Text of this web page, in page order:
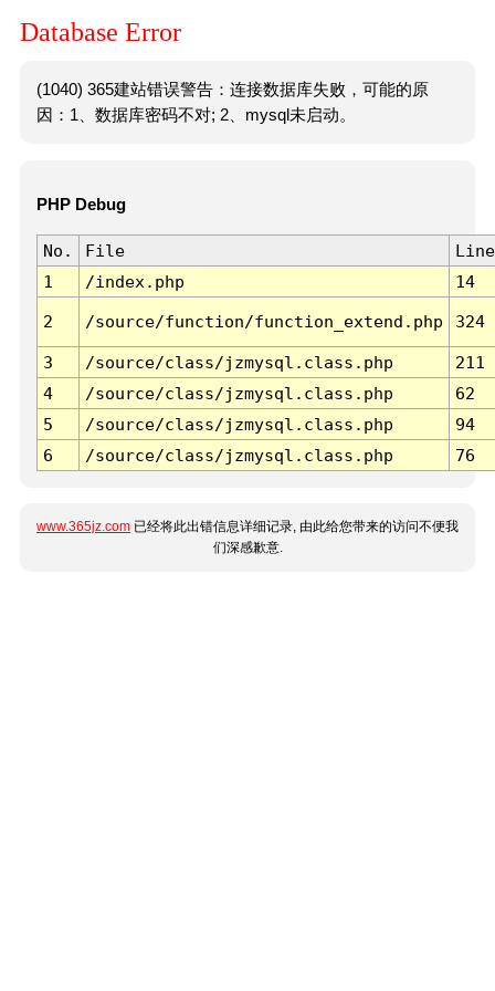
Database Error
(1040) 365建站错误警告：连接数据库失败，可能的原
因：1、数据库密码不对; 2、mysql未启动。
PHP Debug
No. File
Line
1
/index.php 14
2 /source/function/function_extend.php 324
3 /source/class/jzmysql.class.php
211
4
/source/class/jzmysql.class.php
62
5
/source/class/jzmysql.class.php
94
6
/source/class/jzmysql.class.php 76
www.365jz.com 已经将此出错信息详细记录, 由此给您带来的访问不便我
们深感歉意.